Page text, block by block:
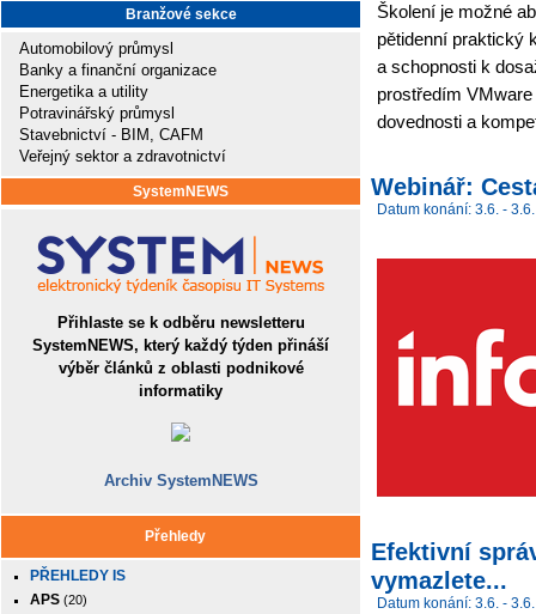
Branžové sekce
Automobilový průmysl
Banky a finanční organizace
Energetika a utility
Potravinářský průmysl
Stavebnictví - BIM, CAFM
Veřejný sektor a zdravotnictví
SystemNEWS
Přihlaste se k odběru newsletteru
SystemNEWS, který každý týden přináší
výběr článků z oblasti podnikové
informatiky
Archiv SystemNEWS
Přehledy
PŘEHLEDY IS
APS (20)
Školení je možné
pětidenní praktický
a schopnosti k
prostředím
dovednosti a
Webinář:
Datum konání: 3.6. - 3.6.
Efektivní
vymazlete...
Datum konání: 3.6. - 3.6.